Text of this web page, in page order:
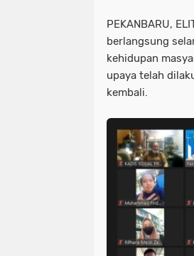
PEKANBARU,
berlangsung
kehidupan
upaya telah
kembali.